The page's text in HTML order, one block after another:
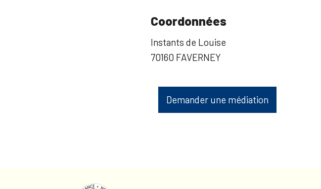
Coordonnées
Instants de Louise
70160 FAVERNEY
Demander une médiation